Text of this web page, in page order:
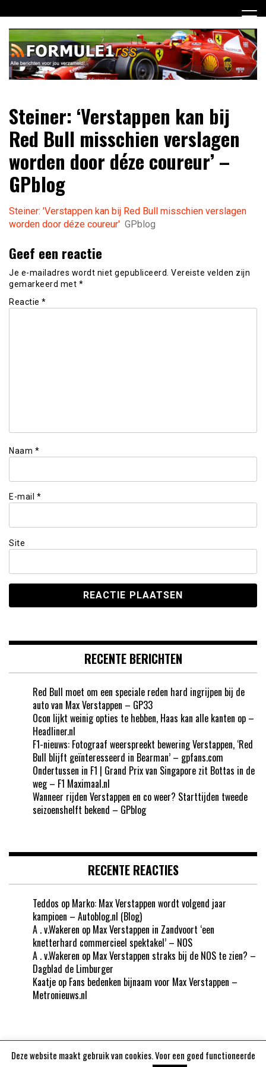
naar
inhoud
Formule 1 RSS
verzameld!
Steiner: ‘Verstappen kan bij
Red Bull misschien verslagen
worden door déze coureur’ –
GPblog
Steiner: 'Verstappen kan bij Red Bull misschien verslagen
worden door déze coureur' GPblog
Geef een reactie
Je e-mailadres wordt niet gepubliceerd. Vereiste velden zijn
gemarkeerd met *
Reactie *
Naam *
E-mail *
Site
RECENTE BERICHTEN
Red Bull moet om een speciale reden hard ingrijpen bij de
auto van Max Verstappen – GP33
Ocon lijkt weinig opties te hebben, Haas kan alle kanten op –
Headliner.nl
F1-nieuws: Fotograaf weerspreekt bewering Verstappen, ‘Red
Bull blijft geïnteresseerd in Bearman’ – gpfans.com
Ondertussen in F1 | Grand Prix van Singapore zit Bottas in de
weg – F1 Maximaal.nl
Wanneer rijden Verstappen en co weer? Starttijden tweede
seizoenshelft bekend – GPblog
RECENTE REACTIES
Teddos op Marko: Max Verstappen wordt volgend jaar
kampioen – Autoblog.nl (Blog)
A . v.Wakeren op Max Verstappen in Zandvoort ‘een
knetterhard commercieel spektakel’ – NOS
A . v.Wakeren op Max Verstappen straks bij de NOS te zien? –
Dagblad de Limburger
Kaatje op Fans bedenken bijnaam voor Max Verstappen –
Metronieuws.nl
Deze website maakt gebruik van cookies. Voor een goed functioneerde